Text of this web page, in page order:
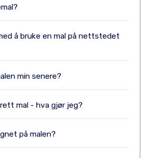
å bruke en mal på nettstedet
min senere?
mal - hva gjør jeg?
på malen?